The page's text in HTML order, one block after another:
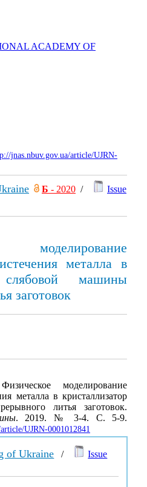
ACADEMY OF
jnas.nbuv.gov.ua/article/UJRN-
Б - 2020 /
Issue
металла в
слябовой машины
заготовок
моделирование
металла в кристаллизатор
литья заготовок.
. 2019. № 3-4. С. 5-9.
UJRN-0001012841
of Ukraine /
Issue